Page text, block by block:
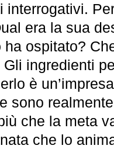
interrogativi.
era la sua
ospitato?
ingredienti
è
sono
che la meta
che lo